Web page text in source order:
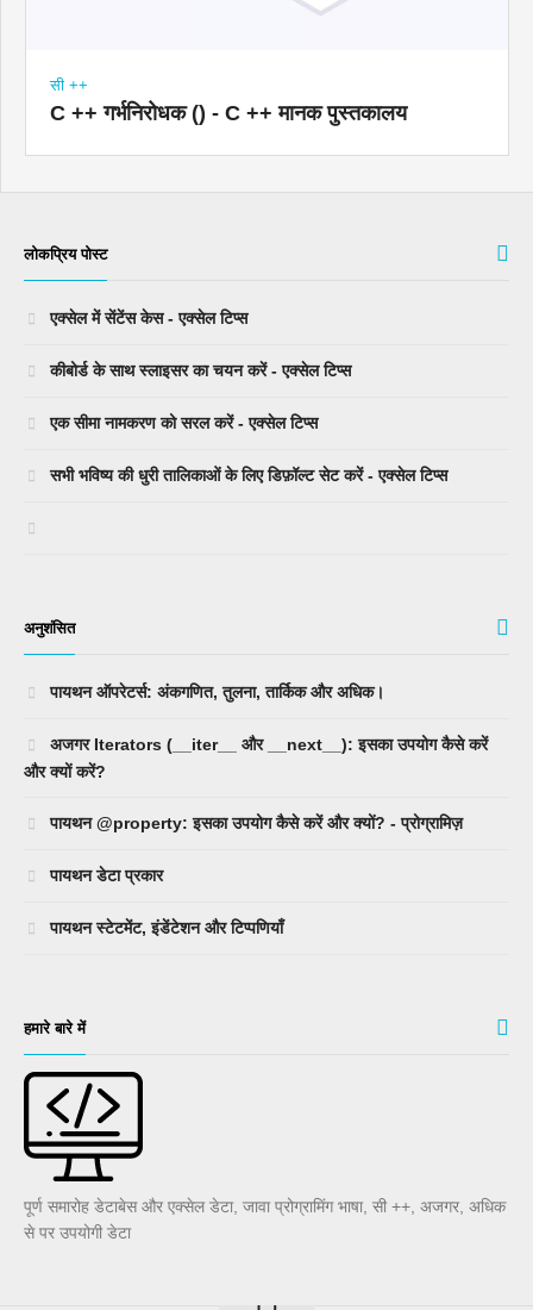
सी ++
C ++ गर्भनिरोधक () - C ++ मानक पुस्तकालय
लोकप्रिय पोस्ट
एक्सेल में सेंटेंस केस - एक्सेल टिप्स
कीबोर्ड के साथ स्लाइसर का चयन करें - एक्सेल टिप्स
एक सीमा नामकरण को सरल करें - एक्सेल टिप्स
सभी भविष्य की धुरी तालिकाओं के लिए डिफ़ॉल्ट सेट करें - एक्सेल टिप्स
अनुशंसित
पायथन ऑपरेटर्स: अंकगणित, तुलना, तार्किक और अधिक।
अजगर Iterators (__iter__ और __next__): इसका उपयोग कैसे करें
और क्यों करें?
पायथन @property: इसका उपयोग कैसे करें और क्यों? - प्रोग्रामिज़
पायथन डेटा प्रकार
पायथन स्टेटमेंट, इंडेंटेशन और टिप्पणियाँ
हमारे बारे में
पूर्ण समारोह डेटाबेस और एक्सेल डेटा, जावा प्रोग्रामिंग भाषा, सी ++, अजगर, अधिक
से पर उपयोगी डेटा